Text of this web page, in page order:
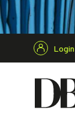
Login